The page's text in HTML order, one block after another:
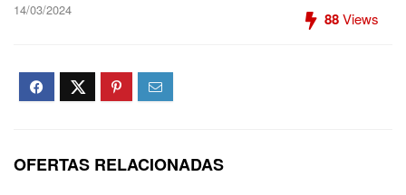
14/03/2024 88Views
OFERTAS RELACIONADAS